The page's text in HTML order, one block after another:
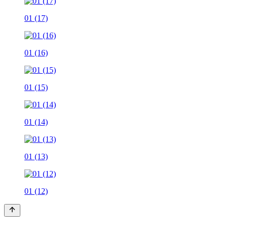
01 (17)
01 (16)
01 (15)
01 (14)
01 (13)
01 (12)